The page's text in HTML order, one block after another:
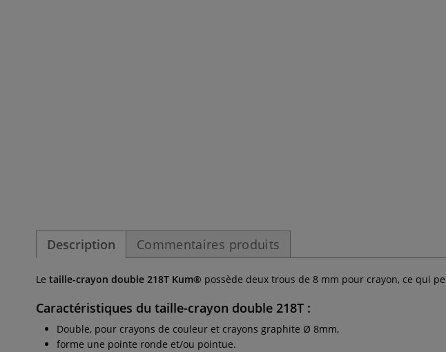
Description Commentaires produits
Le taille-crayon double 218T Kum® possède deux trous de 8 mm pour crayon, ce qui
Caractéristiques du taille-crayon double 218T :
Double, pour crayons de couleur et crayons graphite Ø 8mm,
forme une pointe ronde et/ou pointue.